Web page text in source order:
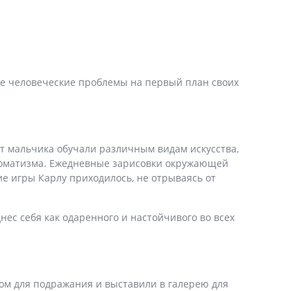
человеческие проблемы на первый план своих
мальчика обучали различным видам искусства,
Ежедневные зарисовки окружающей
игры Карлу приходилось, не отрываясь от
себя как одаренного и настойчивого во всех
для подражания и выставили в галерею для